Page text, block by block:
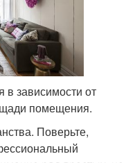
в зависимости от
помещения.
Поверьте,